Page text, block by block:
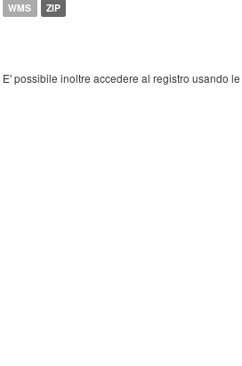
WMS ZIP
E' possibile inoltre accedere al registro usando le